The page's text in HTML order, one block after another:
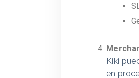
Kiki
en